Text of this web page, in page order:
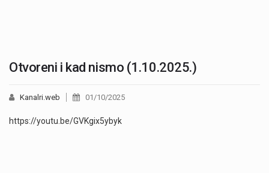
Otvoreni i kad nismo (1.10.2025.)
Kanalri.web 01/10/2025
https://youtu.be/GVKgix5ybyk